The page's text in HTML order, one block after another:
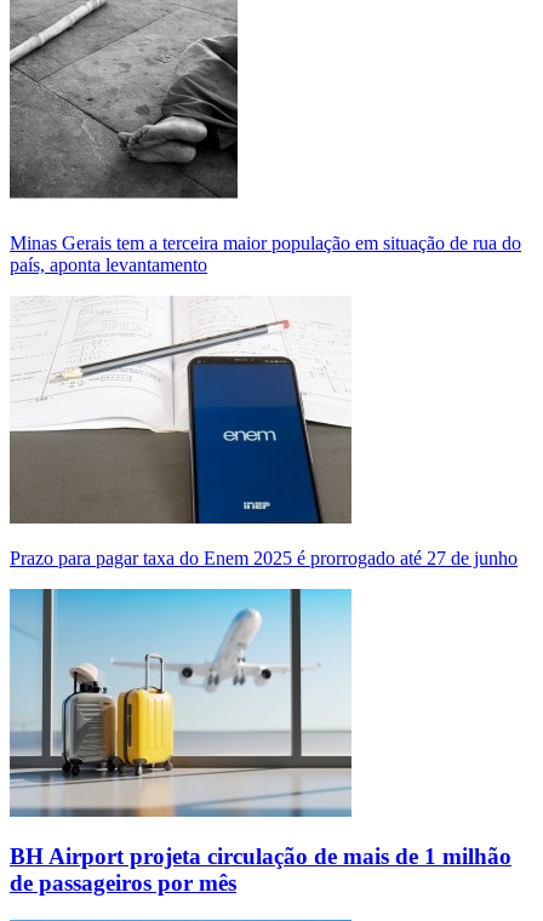
Minas Gerais tem a terceira maior população em situação de rua do
país, aponta levantamento
Prazo para pagar taxa do Enem 2025 é prorrogado até 27 de junho
BH Airport projeta circulação de mais de 1 milhão
de passageiros por mês